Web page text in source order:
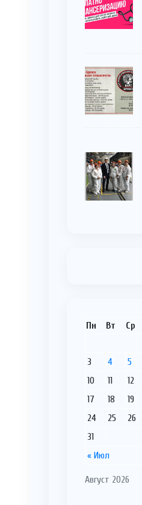
Август 2026
Пн Вт Ср
« Июл
3
4 5
10
11 12
17
18 19
24
25 26
31